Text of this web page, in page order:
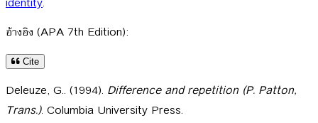
อ้างอิง (APA 7th Edition):
Cite
Deleuze, G.. (1994). Difference and repetition (P. Patton,
Trans.). Columbia University Press.